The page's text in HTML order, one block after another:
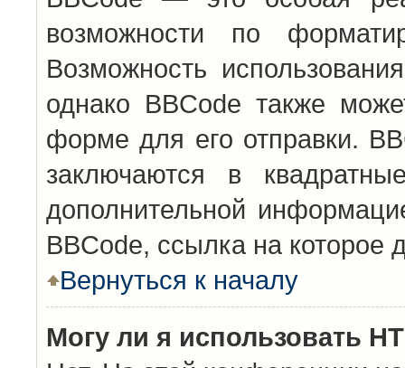
возможности по
Возможность
однако BBCode также
форме для его отправки.
заключаются в
дополнительной
BBCode, ссылка на
Вернуться к началу
Могу ли я использовать